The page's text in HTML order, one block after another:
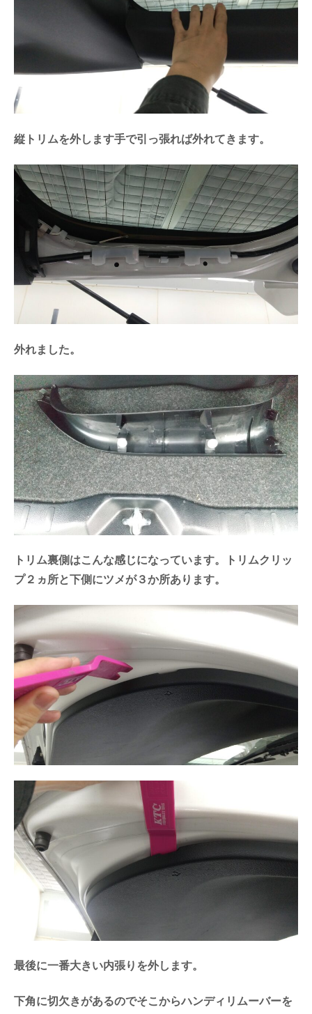
縦トリムを外します手で引っ張れば外れてきます。
外れました。
トリム裏側はこんな感じになっています。トリムクリッ
プ２ヵ所と下側にツメが３か所あります。
最後に一番大きい内張りを外します。
下角に切欠きがあるのでそこからハンディリムーバーを